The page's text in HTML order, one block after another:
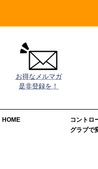
お得なメルマガ
是非登録を！
HOME
コントロ
グラブで